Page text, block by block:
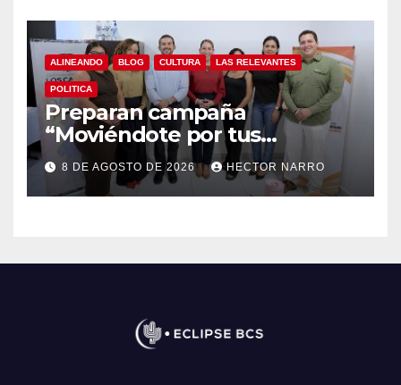
ALINEANDO BLOG CULTURA LAS RELEVANTES
POLITICA
Preparan campaña
“Moviéndote por tus
Derechos 2026” para
fortalecer la promoción y
protección de los derechos
8 DE AGOSTO DE 2026 HECTOR NARRO